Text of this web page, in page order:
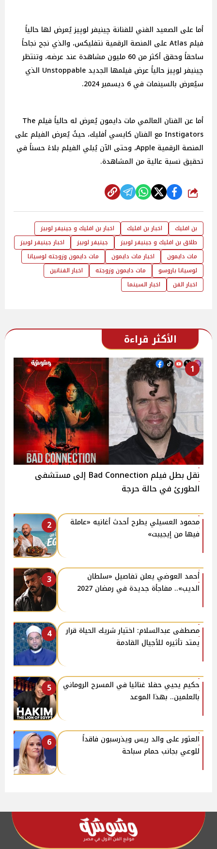
أما على الصعيد الفني للفنانة چينيفر لوپيز يُعرض لها حالياً
فيلم Atlas على المنصة الرقمية نتفليكس، والذي نجح نجاحاً
ساحقاً وحقق أكثر من 60 مليون مشاهدة عند عرضه، وتنتظر
چينيفر لوپيز حالياً عرض فيلمها الجديد Unstoppable الذي
سيُعرض بالسينمات في 6 ديسمبر 2024.
أما عن الفنان العالمي مات دايمون يُعرض له حالياً فيلم The
Instigators مع الفنان كايسي أفليك، حيثُ يُعرض الفيلم على
المنصة الرقمية Apple، وحتى الآن يُبلي الفيلم بلاءً حسناً في
تحقيق نسبة عالية من المشاهدة.
شارك
بن افليك اخبار بن افليك
اخبار بن افليك و جينيفر لوبيز
طلاق بن افليك و جينيفر لوبيز
جينيفر لوبيز
اخبار جينيفر لوبيز
مات دايمون
اخبار مات دايمون
مات دايمون وزوجته لوسيانا
لوسيانا باروسو
مات دايمون وزوجته
اخبار الفنانين
اخبار الفن
اخبار السينما
الأكثر قراءة
1
نقل بطل فيلم Bad Connection إلى مستشفى
الطورئ في حالة حرجة
2
محمود العسيلي يطرح أحدث أغانيه «عاملة
فيها من إيجيبت»
3
أحمد العوضي يعلن تفاصيل «سلطان
الديب».. مفاجأة جديدة في رمضان 2027
4
مصطفى عبدالسلام: اختيار شريك الحياة قرار
يمتد تأثيره للأجيال القادمة
5
حكيم يحيي حفلا غنائيا في المسرح الروماني
بالعلمين.. بهذا الموعد
6
العثور على والد ريس ويذرسبون فاقداً
للوعي بجانب حمام سباحة